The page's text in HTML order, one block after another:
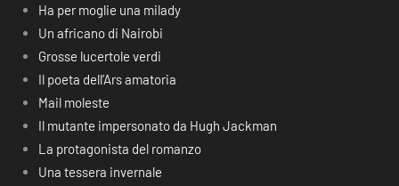
Ha per moglie una milady
Un africano di Nairobi
Grosse lucertole verdi
Il poeta dell’Ars amatoria
Mail moleste
Il mutante impersonato da Hugh Jackman
La protagonista del romanzo
Una tessera invernale